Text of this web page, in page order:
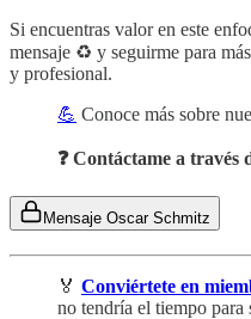
Si encuentras valor en este
mensaje ♻️ y seguirme para
y profesional.
💪 Conoce más sobre
❓ Contáctame a través
Mensaje Oscar Schmitz
🏅 Conviértete en
no tendría el tiempo para